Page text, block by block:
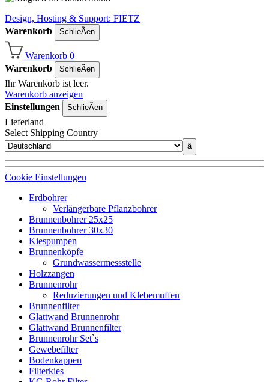
Design, Hosting & Support: FIETZ
Warenkorb
SchlieÃen
Warenkorb 0
Warenkorb
SchlieÃen
Ihr Warenkorb ist leer.
Warenkorb anzeigen
Einstellungen
SchlieÃen
Lieferland
Select Shipping Country
â
Cookie Einstellungen
Erdbohrer
Verlängerbare Pflanzbohrer
Brunnenbohrer 25x25
Brunnenbohrer 30x30
Kiespumpen
Brunnenköpfe
Grundwassermessstelle
Holzzangen
Brunnenrohr
Reduzierungen und Klebemuffen
Brunnenfilter
Glattwand Brunnenrohr
Glattwand Brunnenfilter
Brunnenrohr Set`s
Gewebefilter
Bodenkappen
Filterkies